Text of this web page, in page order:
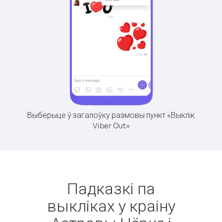
Выберыце ў загалоўку размовы пункт «Выклік
Viber Out»
Падказкі па
выкліках у краіну